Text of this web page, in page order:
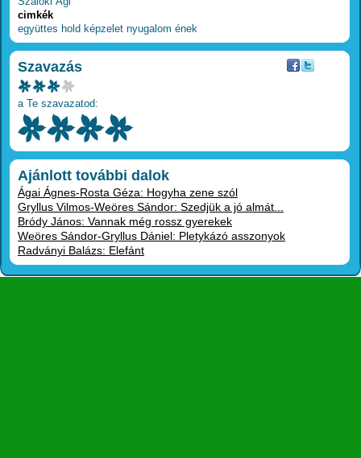
cimkék
együttes hold képzelet nyugalom ének
Szavazás
a Te szavazatod:
Ajánlott további dalok
Ágai Ágnes-Rosta Géza: Hogyha zene szól
Gryllus Vilmos-Weöres Sándor: Szedjük a jó almát...
Bródy János: Vannak még rossz gyerekek
Weöres Sándor-Gryllus Dániel: Pletykázó asszonyok
Radványi Balázs: Elefánt